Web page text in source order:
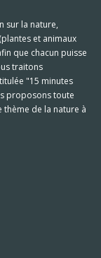
sur la nature,
et animaux
que chacun puisse
traitons
"15 minutes
proposons toute
de la nature à